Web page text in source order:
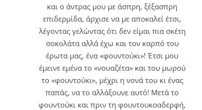
και ο άντρας μου με άσπρη, ξέξασπρη
επιδερμίδα, άρχισε να με αποκαλεί έτσι,
λέγοντας γελώντας ότι δεν είμαι πια σκέτη
σοκολάτα αλλά έχω και τον καρπό του
έρωτα μας, ένα «φουντούκι»! Έτσι μου
έμεινε εμένα το «νουαζέτα» και του μωρού
το «φουντούκι», μέχρι η νονά του κι ένας
παπάς, να το αλλάξουνε αυτό! Μετά το
φουντούκι και πριν τη φουντουκοαδερφή,